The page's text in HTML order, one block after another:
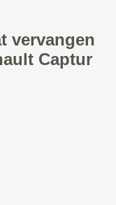
vervangen
Captur